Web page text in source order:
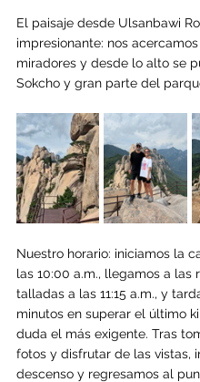
El paisaje desde Ulsanbawi
impresionante: nos
miradores y desde lo alto se
Sokcho y gran parte del
Nuestro horario: iniciamos la
las 10:00 a.m., llegamos a las
talladas a las 11:15 a.m., y
minutos en superar el último
duda el más exigente. Tras
fotos y disfrutar de las vistas,
descenso y regresamos al